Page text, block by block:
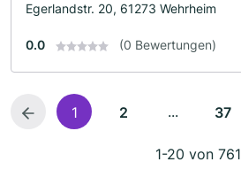
Egerlandstr. 20, 61273 Wehrheim
0.0 (0 Bewertungen)
1 2 ... 37
1-20 von 761